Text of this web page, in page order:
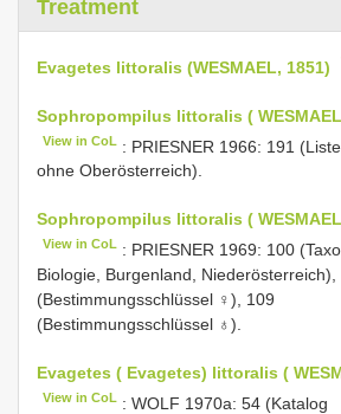
Treatment
Evagetes littoralis (WESMAEL, 1851)
Sophropompilus littoralis (
View in CoL : PRIESNER 1966: 191
ohne Oberösterreich).
Sophropompilus littoralis (
View in CoL : PRIESNER 1969: 100
Biologie, Burgenland, Niederösterreich),
(Bestimmungsschlüssel ♀), 109
(Bestimmungsschlüssel ♁).
Evagetes ( Evagetes) littoralis (
View in CoL : WOLF 1970a: 54 (Katalog